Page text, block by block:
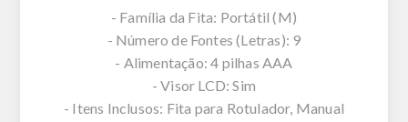
- Família da Fita: Portátil (M)
- Número de Fontes (Letras): 9
- Alimentação: 4 pilhas AAA
- Visor LCD: Sim
- Itens Inclusos: Fita para Rotulador, Manual